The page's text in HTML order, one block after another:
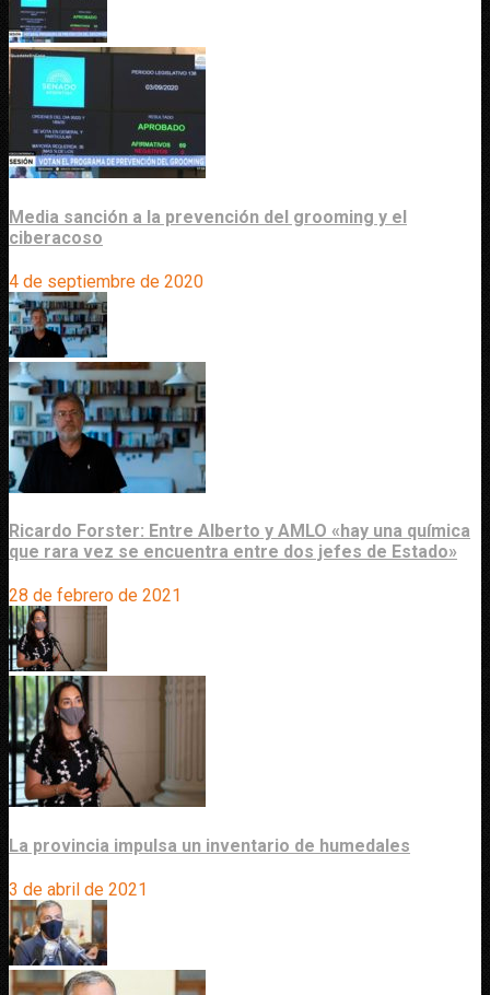
Media sanción a la prevención del grooming y el
ciberacoso
4 de septiembre de 2020
Ricardo Forster: Entre Alberto y AMLO «hay una química
que rara vez se encuentra entre dos jefes de Estado»
28 de febrero de 2021
La provincia impulsa un inventario de humedales
3 de abril de 2021